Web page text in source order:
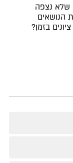
שלא נצפה
הנושאים
בזמן?